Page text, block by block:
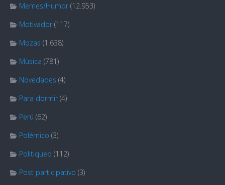
Memes/Humor (12.953)
Motivador (117)
Mozas (1.638)
Música (781)
Novedades (4)
Para dormir (4)
Perú (62)
Polémico (3)
Politiqueo (112)
Post participativo (3)